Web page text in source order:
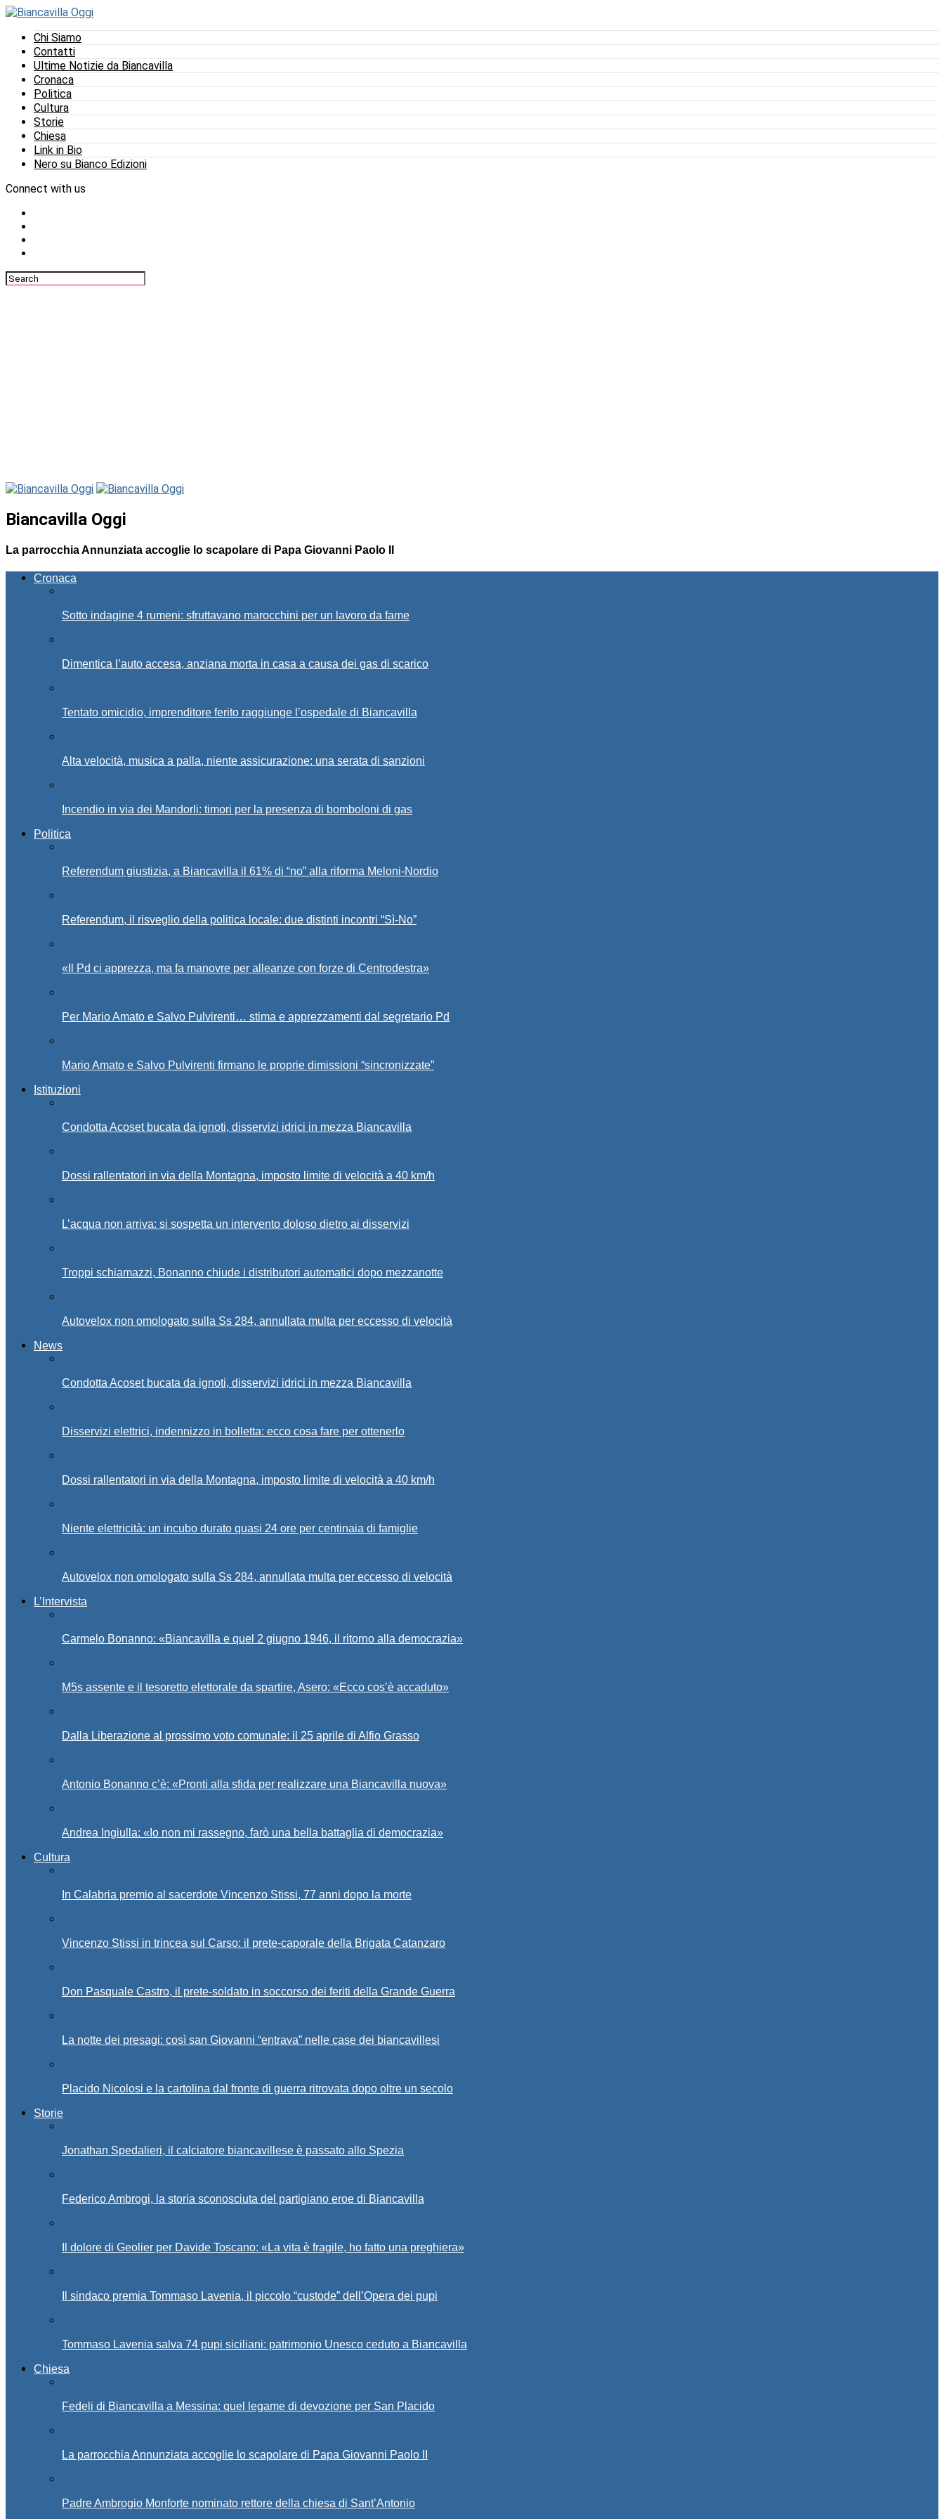
Chi Siamo
Contatti
Ultime Notizie da Biancavilla
Cronaca
Politica
Cultura
Storie
Chiesa
Link in Bio
Nero su Bianco Edizioni
Connect with us
Biancavilla Oggi
La parrocchia Annunziata accoglie lo scapolare di Papa Giovanni Paolo II
Cronaca
Sotto indagine 4 rumeni: sfruttavano marocchini per un lavoro da fame
Dimentica l’auto accesa, anziana morta in casa a causa dei gas di scarico
Tentato omicidio, imprenditore ferito raggiunge l’ospedale di Biancavilla
Alta velocità, musica a palla, niente assicurazione: una serata di sanzioni
Incendio in via dei Mandorli: timori per la presenza di bomboloni di gas
Politica
Referendum giustizia, a Biancavilla il 61% di “no” alla riforma Meloni-Nordio
Referendum, il risveglio della politica locale: due distinti incontri “Sì-No”
«Il Pd ci apprezza, ma fa manovre per alleanze con forze di Centrodestra»
Per Mario Amato e Salvo Pulvirenti… stima e apprezzamenti dal segretario Pd
Mario Amato e Salvo Pulvirenti firmano le proprie dimissioni “sincronizzate”
Istituzioni
Condotta Acoset bucata da ignoti, disservizi idrici in mezza Biancavilla
Dossi rallentatori in via della Montagna, imposto limite di velocità a 40 km/h
L’acqua non arriva: si sospetta un intervento doloso dietro ai disservizi
Troppi schiamazzi, Bonanno chiude i distributori automatici dopo mezzanotte
Autovelox non omologato sulla Ss 284, annullata multa per eccesso di velocità
News
Condotta Acoset bucata da ignoti, disservizi idrici in mezza Biancavilla
Disservizi elettrici, indennizzo in bolletta: ecco cosa fare per ottenerlo
Dossi rallentatori in via della Montagna, imposto limite di velocità a 40 km/h
Niente elettricità: un incubo durato quasi 24 ore per centinaia di famiglie
Autovelox non omologato sulla Ss 284, annullata multa per eccesso di velocità
L’Intervista
Carmelo Bonanno: «Biancavilla e quel 2 giugno 1946, il ritorno alla democrazia»
M5s assente e il tesoretto elettorale da spartire, Asero: «Ecco cos’è accaduto»
Dalla Liberazione al prossimo voto comunale: il 25 aprile di Alfio Grasso
Antonio Bonanno c’è: «Pronti alla sfida per realizzare una Biancavilla nuova»
Andrea Ingiulla: «Io non mi rassegno, farò una bella battaglia di democrazia»
Cultura
In Calabria premio al sacerdote Vincenzo Stissi, 77 anni dopo la morte
Vincenzo Stissi in trincea sul Carso: il prete-caporale della Brigata Catanzaro
Don Pasquale Castro, il prete-soldato in soccorso dei feriti della Grande Guerra
La notte dei presagi: così san Giovanni “entrava” nelle case dei biancavillesi
Placido Nicolosi e la cartolina dal fronte di guerra ritrovata dopo oltre un secolo
Storie
Jonathan Spedalieri, il calciatore biancavillese è passato allo Spezia
Federico Ambrogi, la storia sconosciuta del partigiano eroe di Biancavilla
Il dolore di Geolier per Davide Toscano: «La vita è fragile, ho fatto una preghiera»
Il sindaco premia Tommaso Lavenia, il piccolo “custode” dell’Opera dei pupi
Tommaso Lavenia salva 74 pupi siciliani: patrimonio Unesco ceduto a Biancavilla
Chiesa
Fedeli di Biancavilla a Messina: quel legame di devozione per San Placido
La parrocchia Annunziata accoglie lo scapolare di Papa Giovanni Paolo II
Padre Ambrogio Monforte nominato rettore della chiesa di Sant’Antonio